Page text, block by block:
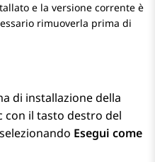
e la versione corrente è
rimuoverla prima di
di installazione della
con il tasto destro del
Esegui come